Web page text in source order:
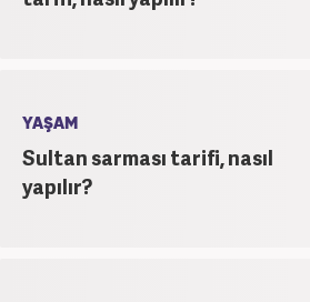
YAŞAM
Sultan sarması tarifi, nasıl
yapılır?